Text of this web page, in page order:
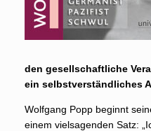
den gesellschaftliche
ein selbstverständliches
Wolfgang Popp beginnt
einem vielsagenden Satz: